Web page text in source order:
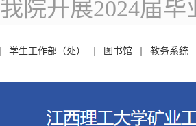
我院开展2024届
学生工作部（处） 图书馆 教务系统